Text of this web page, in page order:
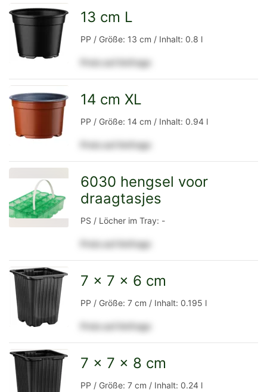
Detailseite
Detailseite
13 cm L
PP / Größe: 13 cm / Inhalt: 0.8 l
Preis auf Anfrage
Detailseite
14 cm XL
PP / Größe: 14 cm / Inhalt: 0.94 l
Preis auf Anfrage
6030 hengsel voor
draagtasjes
PS / Löcher im Tray: -
Preis auf Anfrage
Detailseite
7 x 7 x 6 cm
PP / Größe: 7 cm / Inhalt: 0.195 l
Preis auf Anfrage
7 x 7 x 8 cm
PP / Größe: 7 cm / Inhalt: 0.24 l